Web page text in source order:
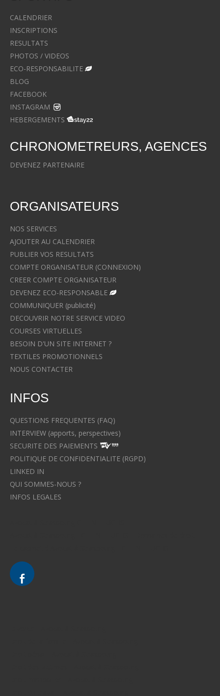
CALENDRIER
INSCRIPTIONS
RESULTATS
PHOTOS / VIDEOS
ECO-RESPONSABILITE
BLOG
FACEBOOK
INSTAGRAM
HEBERGEMENTS
CHRONOMETREURS, AGENCES
DEVENEZ PARTENAIRE
ORGANISATEURS
NOS SERVICES
AJOUTER AU CALENDRIER
PUBLIER VOS RESULTATS
COMPTE ORGANISATEUR (CONNEXION)
CREER COMPTE ORGANISATEUR
DEVENEZ ECO-RESPONSABLE
COMMUNIQUER (publicité)
DECOUVRIR NOTRE SERVICE VIDEO
COURSES VIRTUELLES
BESOIN D'UN SITE INTERNET ?
TEXTILES PROMOTIONNELS
NOUS CONTACTER
INFOS
QUESTIONS FREQUENTES (FAQ)
INTERVIEW (apports, perspectives)
SECURITE DES PAIEMENTS
POLITIQUE DE CONFIDENTIALITE (RGPD)
LINKED IN
QUI SOMMES-NOUS ?
INFOS LEGALES